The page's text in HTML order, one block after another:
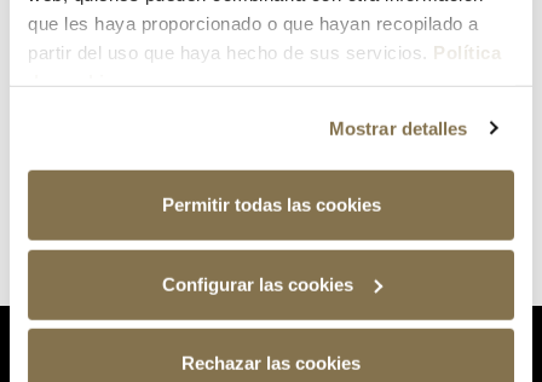
que les haya proporcionado o que hayan recopilado a
partir del uso que haya hecho de sus servicios. Política
Mostrar detalles
Permitir todas las cookies
Configurar las cookies
Rechazar las cookies